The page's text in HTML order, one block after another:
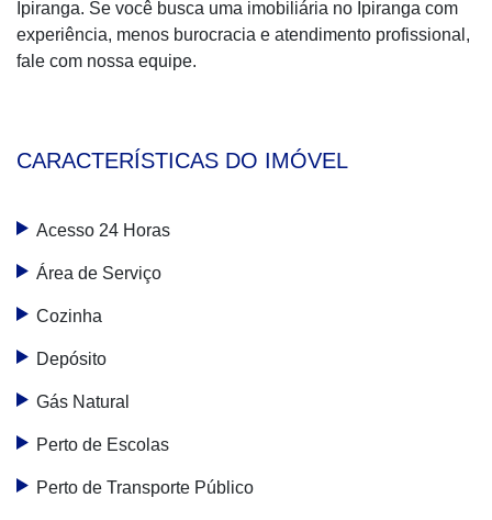
Ipiranga. Se você busca uma imobiliária no Ipiranga com
experiência, menos burocracia e atendimento profissional,
fale com nossa equipe.
CARACTERÍSTICAS DO IMÓVEL
Acesso 24 Horas
Área de Serviço
Cozinha
Depósito
Gás Natural
Perto de Escolas
Perto de Transporte Público